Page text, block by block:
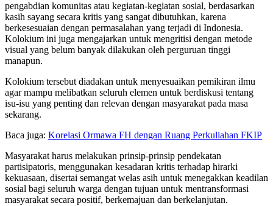
pengabdian komunitas atau kegiatan-kegiatan sosial, berdasarkan
kasih sayang secara kritis yang sangat dibutuhkan, karena
berkesesuaian dengan permasalahan yang terjadi di Indonesia.
Kolokium ini juga mengajarkan untuk mengritisi dengan metode
visual yang belum banyak dilakukan oleh perguruan tinggi
manapun.
Kolokium tersebut diadakan untuk menyesuaikan pemikiran ilmu
agar mampu melibatkan seluruh elemen untuk berdiskusi tentang
isu-isu yang penting dan relevan dengan masyarakat pada masa
sekarang.
Baca juga: Korelasi Ormawa FH dengan Ruang Perkuliahan FKIP
Masyarakat harus melakukan prinsip-prinsip pendekatan
partisipatoris, menggunakan kesadaran kritis terhadap hirarki
kekuasaan, disertai semangat welas asih untuk menegakkan keadilan
sosial bagi seluruh warga dengan tujuan untuk mentransformasi
masyarakat secara positif, berkemajuan dan berkelanjutan.